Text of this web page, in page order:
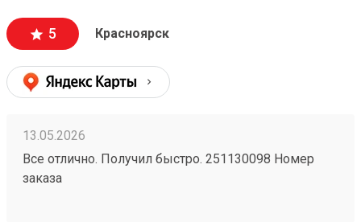
5 Красноярск
13.05.2026
Все отлично. Получил быстро. 251130098 Номер
заказа